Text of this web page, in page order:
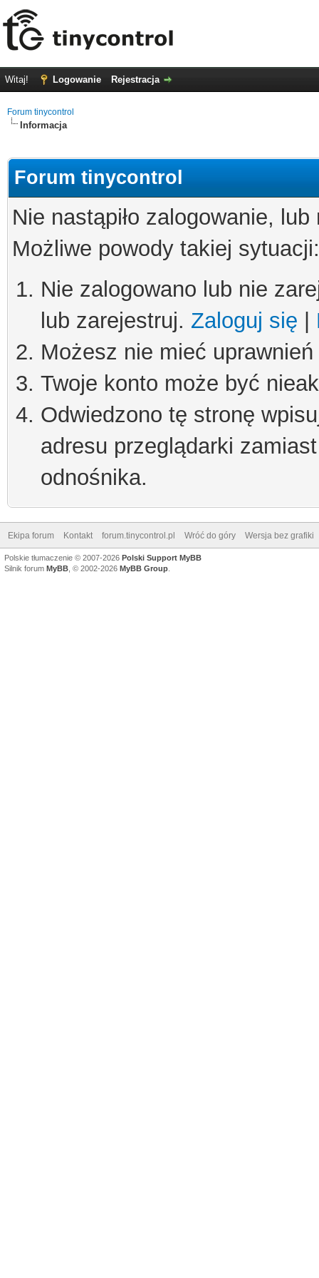
Witaj! Logowanie Rejestracja
Forum tinycontrol
Informacja
Forum tinycontrol
Nie nastąpiło zalogowanie,
Możliwe powody takiej sytuacji:
Nie zalogowano lub nie
lub zarejestruj. Zaloguj się
Możesz nie mieć
Twoje konto może być
Odwiedzono tę stronę
adresu przeglądarki
odnośnika.
Ekipa forum Kontakt forum.tinycontrol.pl Wróć do góry Wersja bez grafiki
Polskie tłumaczenie © 2007-2026 Polski Support MyBB
Silnik forum MyBB , © 2002-2026 MyBB Group